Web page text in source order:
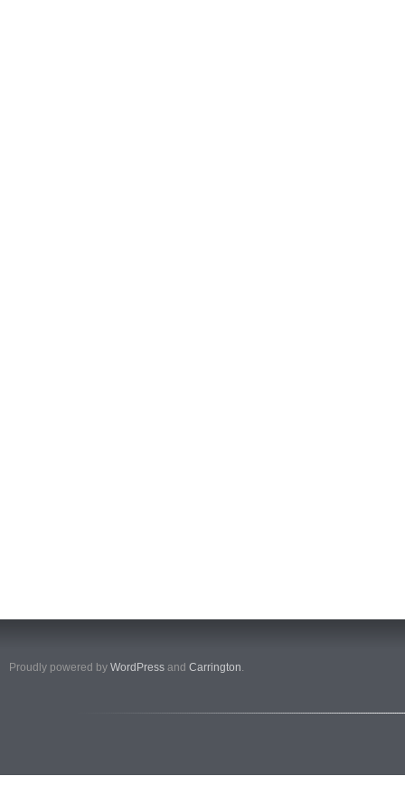
Proudly powered by WordPress and Carrington